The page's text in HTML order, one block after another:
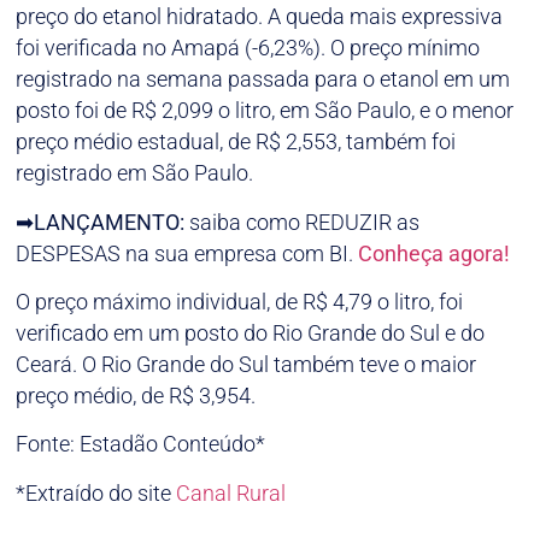
preço do etanol hidratado. A queda mais expressiva
foi verificada no Amapá (-6,23%). O preço mínimo
registrado na semana passada para o etanol em um
posto foi de R$ 2,099 o litro, em São Paulo, e o menor
preço médio estadual, de R$ 2,553, também foi
registrado em São Paulo.
➡LANÇAMENTO: saiba como REDUZIR as
DESPESAS na sua empresa com BI. Conheça agora!
O preço máximo individual, de R$ 4,79 o litro, foi
verificado em um posto do Rio Grande do Sul e do
Ceará. O Rio Grande do Sul também teve o maior
preço médio, de R$ 3,954.
Fonte: Estadão Conteúdo*
*Extraído do site Canal Rural